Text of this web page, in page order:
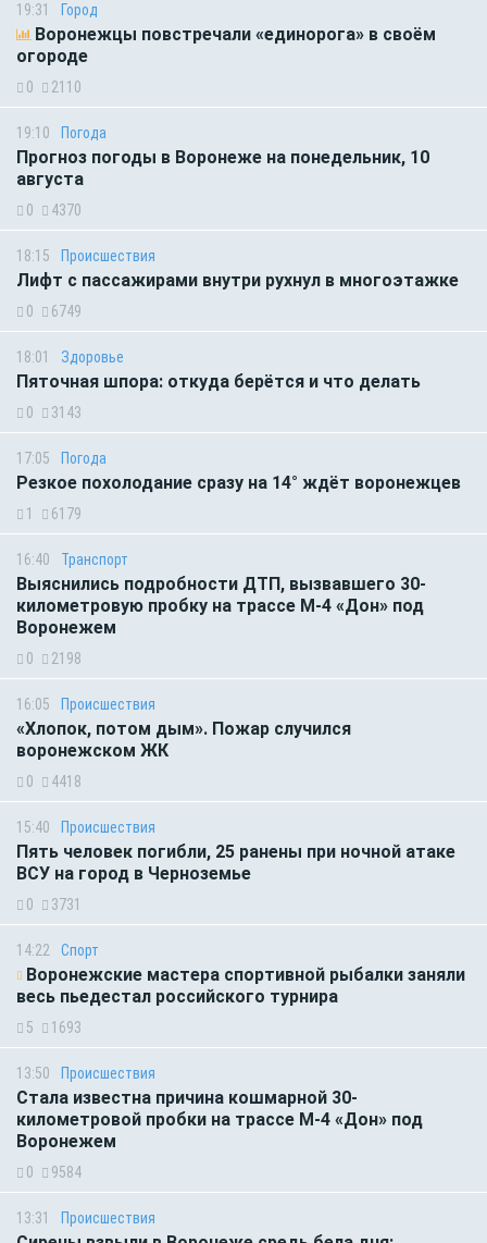
19:31 Город
Воронежцы повстречали «единорога» в своём
огороде
0 2110
19:10 Погода
Прогноз погоды в Воронеже на понедельник, 10
августа
0 4370
18:15 Происшествия
Лифт с пассажирами внутри рухнул в многоэтажке
0 6749
18:01 Здоровье
Пяточная шпора: откуда берётся и что делать
0 3143
17:05 Погода
Резкое похолодание сразу на 14° ждёт воронежцев
1 6179
16:40 Транспорт
Выяснились подробности ДТП, вызвавшего 30-
километровую пробку на трассе М-4 «Дон» под
Воронежем
0 2198
16:05 Происшествия
«Хлопок, потом дым». Пожар случился
воронежском ЖК
0 4418
15:40 Происшествия
Пять человек погибли, 25 ранены при ночной атаке
ВСУ на город в Черноземье
0 3731
14:22 Спорт
Воронежские мастера спортивной рыбалки заняли
весь пьедестал российского турнира
5 1693
13:50 Происшествия
Стала известна причина кошмарной 30-
километровой пробки на трассе М-4 «Дон» под
Воронежем
0 9584
13:31 Происшествия